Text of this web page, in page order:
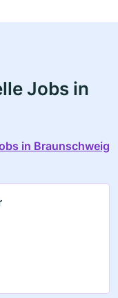
Jobs in
in Braunschweig